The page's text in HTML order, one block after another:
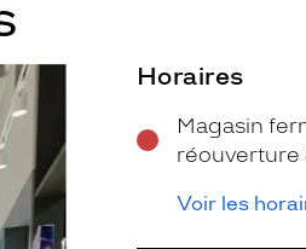
Horaires
Magasin
Voir les